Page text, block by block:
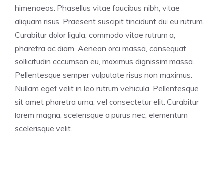
himenaeos. Phasellus vitae faucibus nibh, vitae
aliquam risus. Praesent suscipit tincidunt dui eu rutrum.
Curabitur dolor ligula, commodo vitae rutrum a,
pharetra ac diam. Aenean orci massa, consequat
sollicitudin accumsan eu, maximus dignissim massa.
Pellentesque semper vulputate risus non maximus.
Nullam eget velit in leo rutrum vehicula. Pellentesque
sit amet pharetra urna, vel consectetur elit. Curabitur
lorem magna, scelerisque a purus nec, elementum
scelerisque velit.